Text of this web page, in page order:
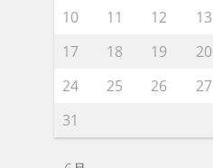
10
11 12 13
17
18 19 20
24
25 26 27
31